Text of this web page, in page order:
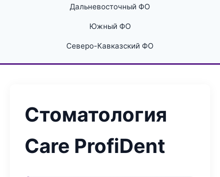
Дальневосточный ФО
Южный ФО
Северо-Кавказский ФО
Стоматология
Care ProfiDent